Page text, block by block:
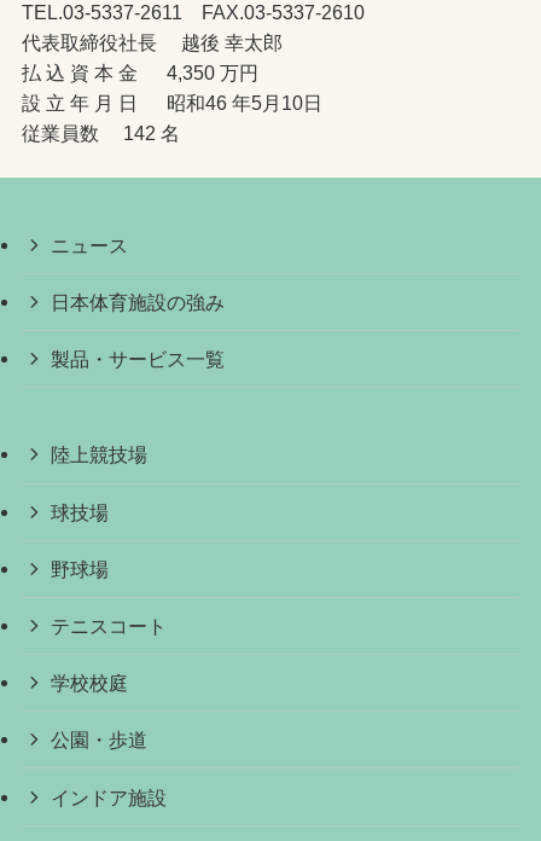
TEL.03-5337-2611 FAX.03-5337-2610
代表取締役社長 越後 幸太郎
払 込 資 本 金 4,350 万円
設 立 年 月 日 昭和46 年5月10日
従業員数 142 名
ニュース
日本体育施設の強み
製品・サービス一覧
陸上競技場
球技場
野球場
テニスコート
学校校庭
公園・歩道
インドア施設